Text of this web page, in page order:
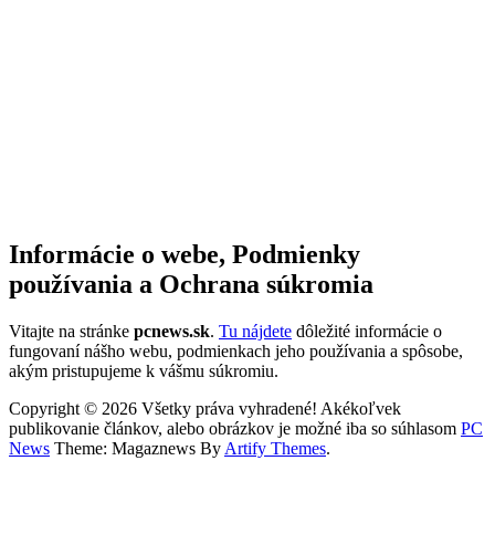
Informácie o webe, Podmienky
používania a Ochrana súkromia
Vitajte na stránke pcnews.sk. Tu nájdete dôležité informácie o
fungovaní nášho webu, podmienkach jeho používania a spôsobe,
akým pristupujeme k vášmu súkromiu.
Copyright © 2026 Všetky práva vyhradené! Akékoľvek
publikovanie článkov, alebo obrázkov je možné iba so súhlasom PC
News Theme: Magaznews By Artify Themes.